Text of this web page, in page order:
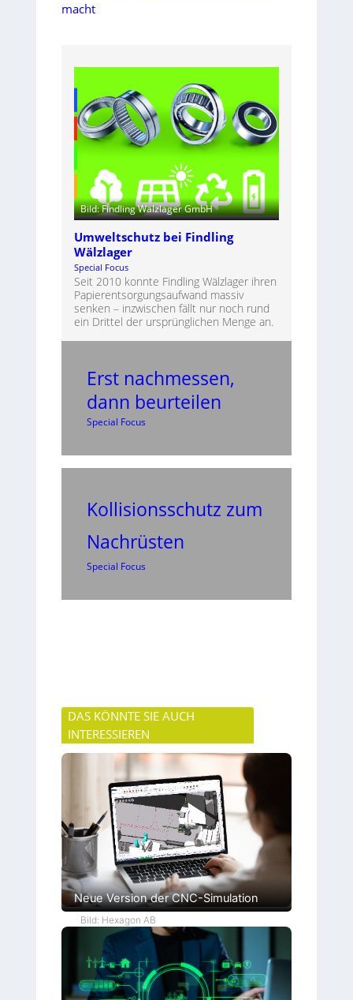
macht
Bild: Findling Wälzlager GmbH
Umweltschutz bei Findling
Wälzlager
Special Focus
Seit 2010 konnte Findling Wälzlager ihren
Papierentsorgungsaufwand massiv
senken – inzwischen fällt nur noch rund
ein Drittel der ursprünglichen Menge an.
Erst nachmessen,
dann beurteilen
Special Focus
Kollisionsschutz zum
Nachrüsten
Special Focus
DAS KÖNNTE SIE AUCH
INTERESSIEREN
Neue Version der CNC-Simulation
Bild: Hexagon AB